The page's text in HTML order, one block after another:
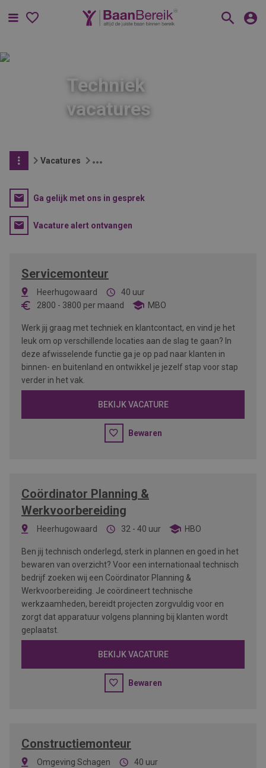
Menu
Techniek
vacatures
Vacatures
Ga gelijk met ons in gesprek
Vacature alert ontvangen
Servicemonteur
Heerhugowaard
40 uur
2800 - 3800 per maand MBO
Werk jij graag met techniek en klantcontact, en vind je het
leuk om op verschillende locaties aan de slag te gaan? In
deze afwisselende functie ga je op pad naar klanten in
binnen- en buitenland en ontwikkel je jezelf stap voor stap
verder in het vak.
BEKIJK VACATURE
Bewaren
Coördinator Planning &
Werkvoorbereiding
Heerhugowaard 32 - 40 uur HBO
Ben jij technisch onderlegd, sterk in plannen en goed in het
bewaren van overzicht? Voor een internationaal technisch
bedrijf zoeken wij een Coördinator Planning &
Werkvoorbereiding. Je coördineert technische
werkzaamheden, bereidt projecten zorgvuldig voor en
zorgt dat apparatuur volgens planning bij klanten wordt
geplaatst.
BEKIJK VACATURE
Bewaren
Constructiemonteur
Omgeving Schagen
40 uur